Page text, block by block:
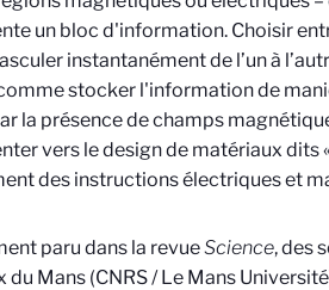
un bloc d'information. Choisir
instantanément de l’un à
stocker l'information de
la présence de champs
vers le design de matériaux
des instructions électriques et
paru dans la revueScience, des
Mans (CNRS / Le Mans